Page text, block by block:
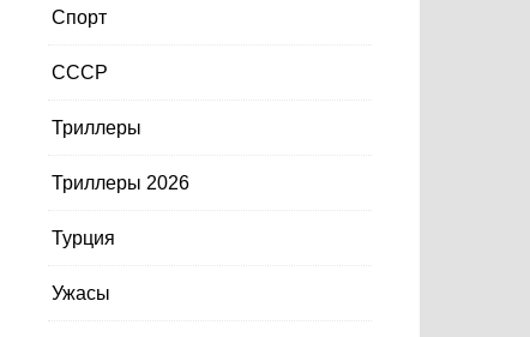
Спорт
СССР
Триллеры
Триллеры 2026
Турция
Ужасы